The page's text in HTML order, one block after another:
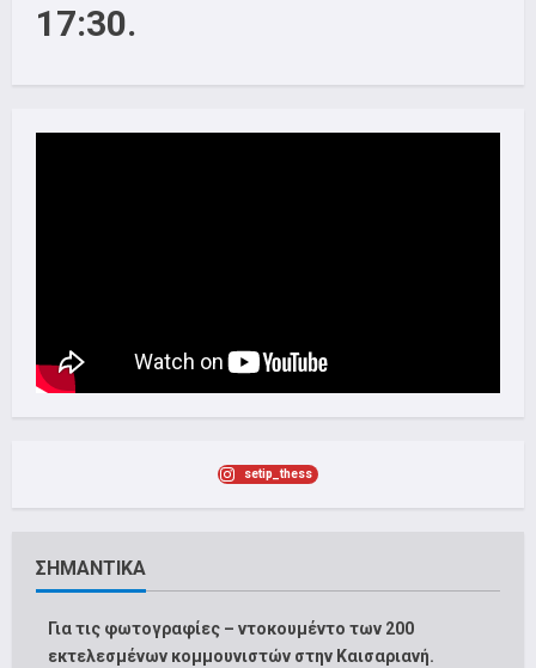
17:30.
setip_thess
ΣΗΜΑΝΤΙΚΑ
Για τις φωτογραφίες – ντοκουμέντο των 200
εκτελεσμένων κομμουνιστών στην Καισαριανή.